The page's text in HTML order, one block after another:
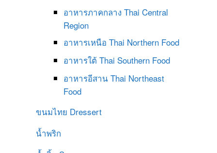
อาหารภาคกลาง Thai Central
Region
อาหารเหนือ Thai Northern Food
อาหารใต้ Thai Southern Food
อาหารอีสาน Thai Northeast
Food
ขนมไทย Dressert
น้ำพริก